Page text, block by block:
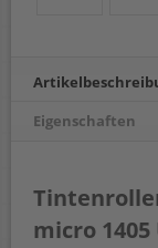
Eigenschaften
micro 1405